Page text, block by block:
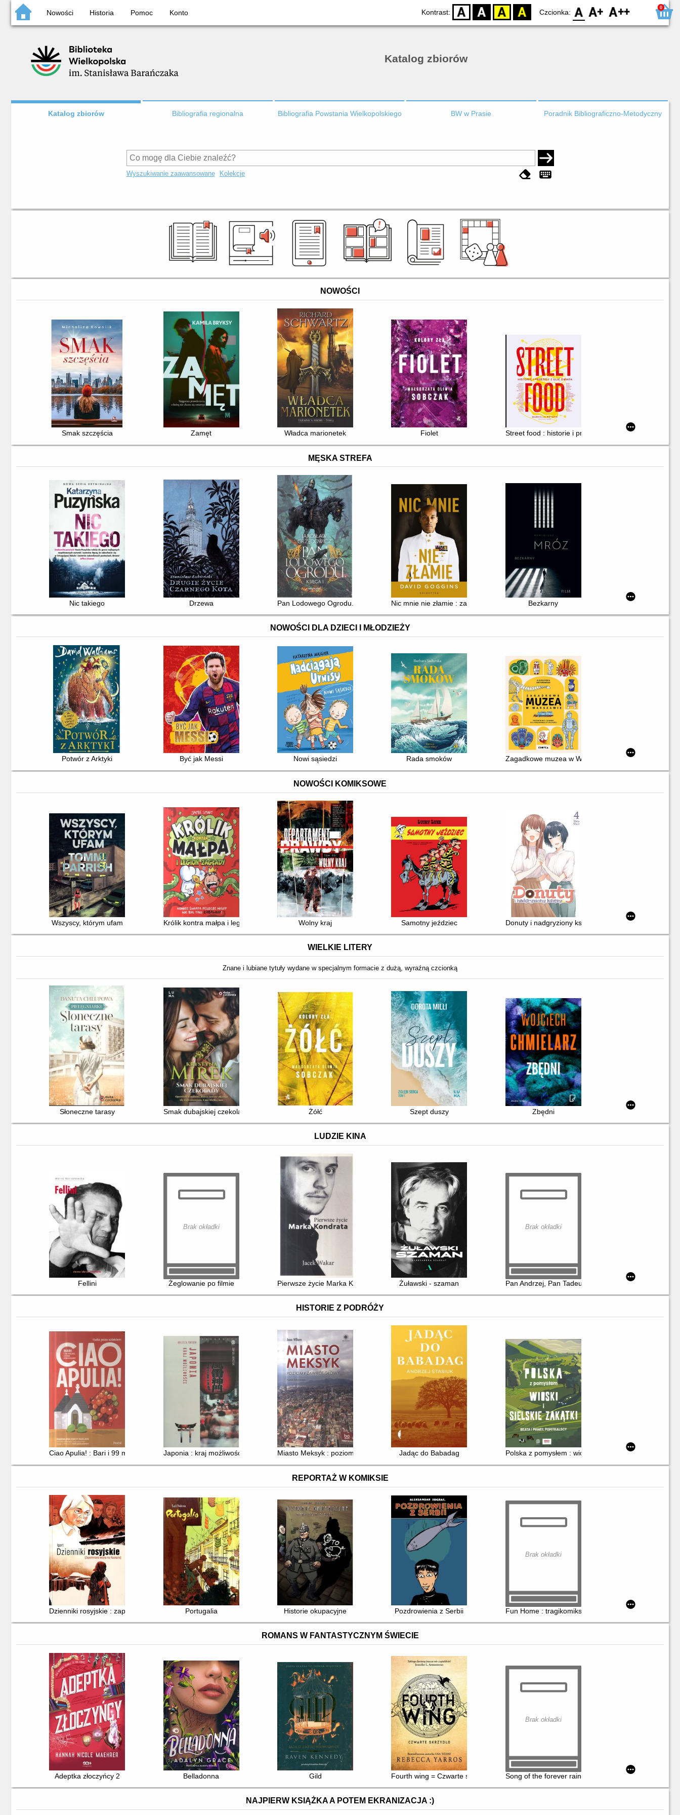
Nowości Historia Pomoc Konto Kontrast: D BW YB BY Czcionka: F0 F1 F2 0
Katalog zbiorów
Katalog zbiorów Bibliografia regionalna Bibliografia Powstania Wielkopolskiego BW w Prasie Poradnik Bibliograficzno-Metodyczny
Wyszukiwanie zaawansowane Kolekcje
NOWOŚCI
Smak szczęścia Zamęt Władca marionetek Fiolet Street food : historie i przepisy z ulic świata
MĘSKA STREFA
Nic takiego Drzewa Pan Lodowego Ogrodu. Ks. 1 Nic mnie nie złamie : zapanuj nad swoim umysłem i pokonaj przeciwności losu
Bezkarny
NOWOŚCI DLA DZIECI I MŁODZIEŻY
Potwór z Arktyki Być jak Messi Nowi sąsiedzi Rada smoków Zagadkowe muzea w Warszawie : przewodnik i
NOWOŚCI KOMIKSOWE
Wszyscy, którym ufam Królik kontra małpa i legion zagłady Wolny kraj Samotny jeździec Donuty i nadgryziony księżyc. [4]
WIELKIE LITERY
Znane i lubiane tytuły wydane w specjalnym formacie z dużą, wyraźną czcionką
Słoneczne tarasy Smak dubajskiej czekolady Żółć Szept duszy Zbędni
LUDZIE KINA
Fellini
Brak okładki
Żeglowanie po filmie Pierwsze życie Marka Kondrata Żuławski - szaman
Brak okładki
Pan Andrzej, Pan Tadeusz : kłamca, mitoman, czy
HISTORIE Z PODRÓŻY
Ciao Apulia! : Bari i 99 miejsc, które pokochaszJaponia : kraj możliwości Miasto Meksyk : poziomy zawrót głowyJadąc do Babadag Polska z pomysłem : wioski i sielskie zakątki
REPORTAŻ W KOMIKSIE
Dzienniki rosyjskie : zapomniana wojna na Kaukazie
Portugalia Historie okupacyjne Pozdrowienia z Serbii
Brak okładki
Fun Home : tragikomiks rodzinny
ROMANS W FANTASTYCZNYM ŚWIECIE
Adeptka złoczyńcy 2 Belladonna Gild Fourth wing = Czwarte skrzydło
Brak okładki
Song of the forever rains
NAJPIERW KSIĄŻKA A POTEM EKRANIZACJA :)